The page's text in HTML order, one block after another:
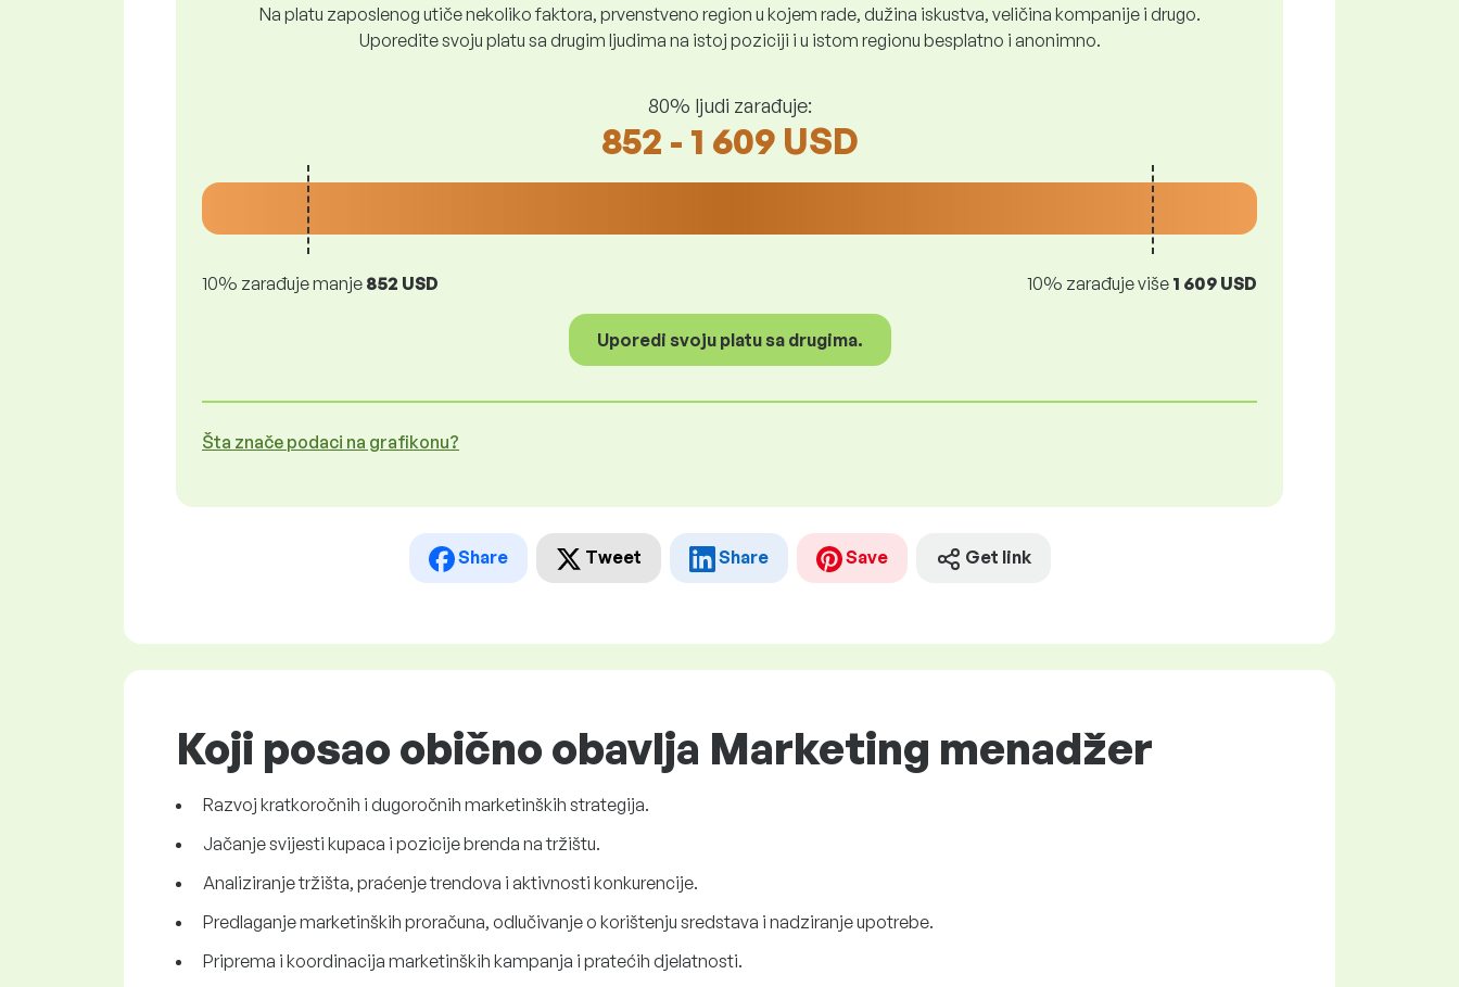
Na platu zaposlenog utiče nekoliko faktora, prvenstveno region u kojem rade, dužina iskustva, veličina kompanije i drugo.
Uporedite svoju platu sa drugim ljudima na istoj poziciji i u istom regionu besplatno i anonimno.
80% ljudi zarađuje:
852 - 1 609 USD
10% zarađuje manje 852 USD 10% zarađuje više 1 609 USD
Uporedi svoju platu sa drugima.
Šta znače podaci na grafikonu?
Share Tweet Share Save Get link
Koji posao obično obavlja Marketing menadžer
Razvoj kratkoročnih i dugoročnih marketinških strategija.
Jačanje svijesti kupaca i pozicije brenda na tržištu.
Analiziranje tržišta, praćenje trendova i aktivnosti konkurencije.
Predlaganje marketinških proračuna, odlučivanje o korištenju sredstava i nadziranje upotrebe.
Priprema i koordinacija marketinških kampanja i pratećih djelatnosti.